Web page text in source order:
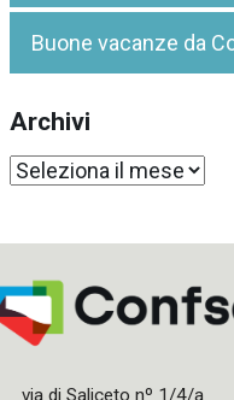
Buone vacanze da
Archivi
Archivi